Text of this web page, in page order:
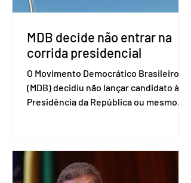
disse o presiden
MDB decide não entrar na
corrida presidencial
O Movimento Democrático Brasileiro
(MDB) decidiu não lançar candidato à
Presidência da República ou mesmo
decidiu liberar seus diretórios